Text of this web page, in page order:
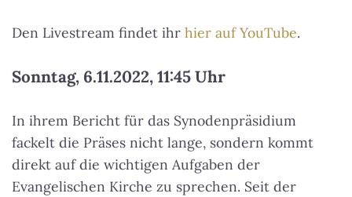
Den Livestream findet ihr hier auf YouTube.
Sonntag, 6.11.2022, 11:45 Uhr
In ihrem Bericht für das Synodenpräsidium
fackelt die Präses nicht lange, sondern kommt
direkt auf die wichtigen Aufgaben der
Evangelischen Kirche zu sprechen. Seit der